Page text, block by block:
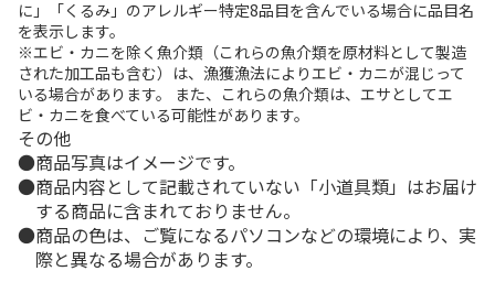
に」「くるみ」のアレルギー特定8品目を含んでいる場合に品目名
を表示します。
※エビ・カニを除く魚介類（これらの魚介類を原材料として製造
された加工品も含む）は、漁獲漁法によりエビ・カニが混じって
いる場合があります。 また、これらの魚介類は、エサとしてエ
ビ・カニを食べている可能性があります。
その他
商品写真はイメージです。
商品内容として記載されていない「小道具類」はお届け
する商品に含まれておりません。
商品の色は、ご覧になるパソコンなどの環境により、実
際と異なる場合があります。